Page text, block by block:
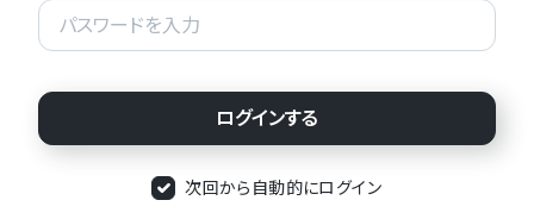
次回から自動的にログイン